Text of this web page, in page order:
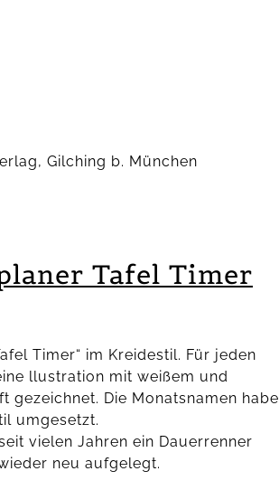
Gilching b. München
Tafel Timer
Timer“ im Kreidestil. Für jeden
llustration mit weißem und
gezeichnet. Die Monatsnamen habe
umgesetzt.
vielen Jahren ein Dauerrenner
neu aufgelegt.